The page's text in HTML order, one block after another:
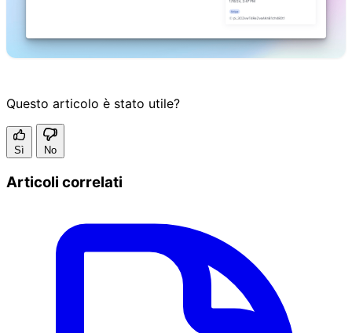
Questo articolo è stato utile?
Sì No
Articoli correlati